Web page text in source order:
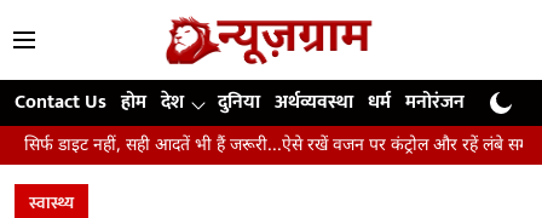
Contact Us होम देश दुनिया अर्थव्यवस्था धर्म मनोरंजन खेल
सही आदतें भी हैं जरूरी...ऐसे रखें वजन पर कंट्रोल और रहें लंबे समय तक स्वस्थ
स्वास्थ्य